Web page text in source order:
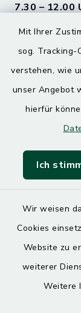
Mit Ihrer
sog. Tracking-
verstehen, wie
unser Angebot
hierfür
Ich
Wir weisen
Cookies
Website zu
weiterer
Weitere
7.30 – 12.00
Donnerstag
7.30 – 12.00
13.00 –
SoNNe e.